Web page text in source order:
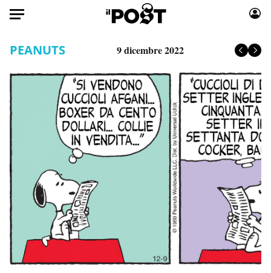
HOME
Mondo
Politica
Tecnologia
Internet
Scienza
Cultura
Economia
Sport
Moda
Libri
Consumismi
Storie/Idee
Ok Boomer!
Media
Europa
Altrecose
Mondiali calcio 2026
PEANUTS 9 dicembre 2022